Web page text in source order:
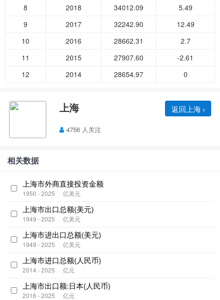
8
2018 34012.09
5.49
9
2017 32242.90
12.49
10
2016 28662.31
2.7
11
2015 27907.60
-2.61
12
2014 28654.97 0
上海 返回上海
4756 人关注
相关数据
上海市外商直接投资金额
1950 - 2025 亿美元
上海市出口总额(美元)
1949 - 2025 亿美元
上海市进出口总额(美元)
1949 - 2025 亿美元
上海市进口总额(人民币)
2014 - 2025 亿元
上海市出口额:日本(人民币)
2016 - 2025 亿元